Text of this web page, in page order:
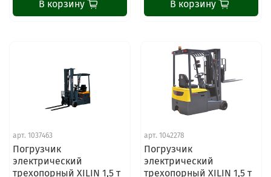
В корзину В корзину
арт. 1037463
Погрузчик
электрический
трехопорный XILIN 1,5 т
арт. 1042278
Погрузчик
электрический
трехопорный XILIN 1,5 т